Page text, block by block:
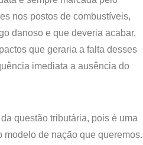
nos postos de combustíveis,
danoso e que deveria acabar,
que geraria a falta desses
imediata a ausência do
questão tributária, pois é uma
modelo de nação que queremos.